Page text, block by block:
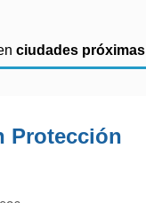
ciudades próximas
Protección